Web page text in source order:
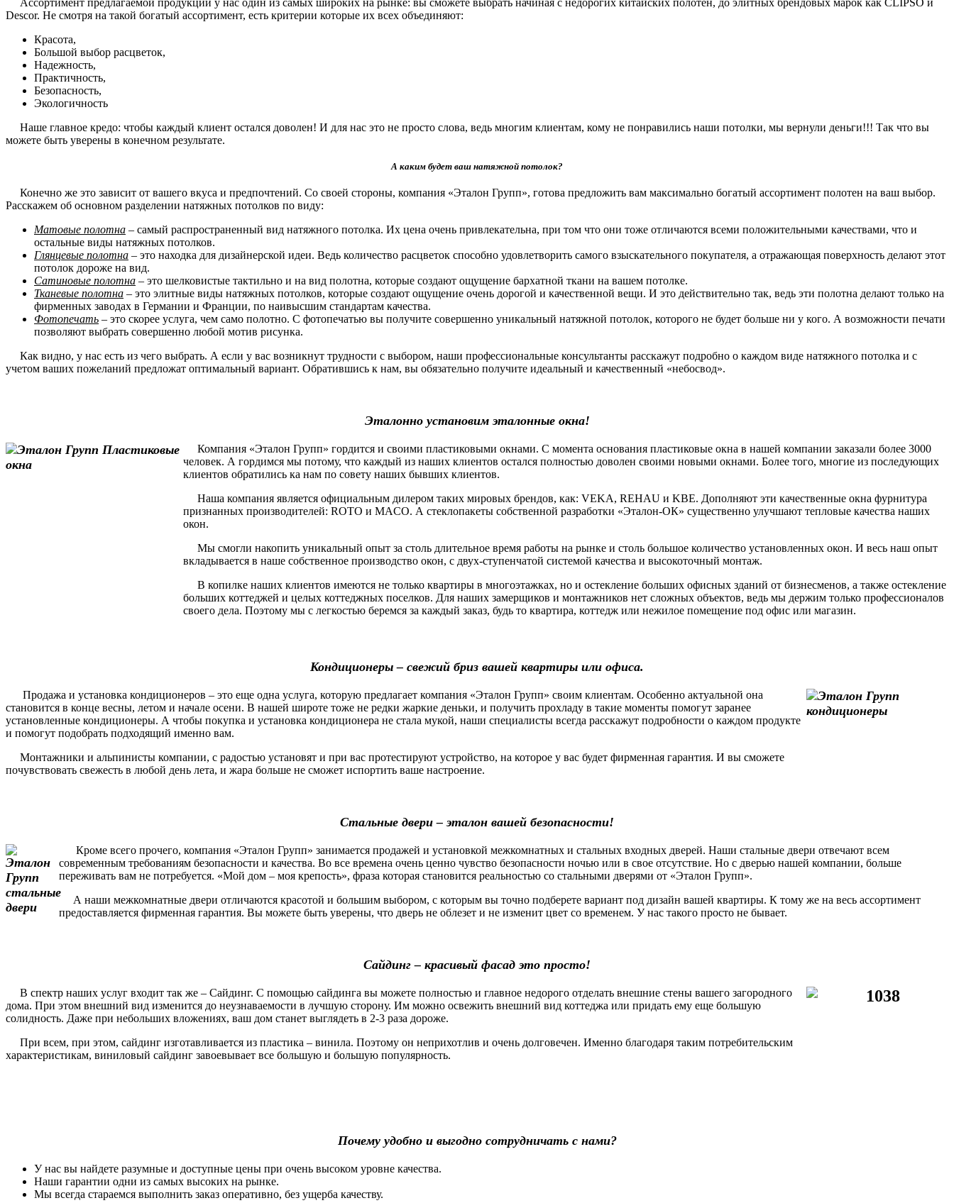
Descor. Не смотря на такой богатый ассортимент, есть критерии которые их всех объединяют:
Красота,
Большой выбор расцветок,
Надежность,
Практичность,
Безопасность,
Экологичность
Наше главное кредо: чтобы каждый клиент остался доволен! И для нас это не просто слова, ведь многим клиентам, кому не понравились наши потолки, мы вернули деньги!!! Так что вы
можете быть уверены в конечном результате.
А каким будет ваш натяжной потолок?
Конечно же это зависит от вашего вкуса и предпочтений. Со своей стороны, компания «Эталон Групп», готова предложить вам максимально богатый ассортимент полотен на ваш выбор.
Расскажем об основном разделении натяжных потолков по виду:
Матовые полотна – самый распространенный вид натяжного потолка. Их цена очень привлекательна, при том что они тоже отличаются всеми положительными качествами, что и
остальные виды натяжных потолков.
Глянцевые полотна – это находка для дизайнерской идеи. Ведь количество расцветок способно удовлетворить самого взыскательного покупателя, а отражающая поверхность делают этот
потолок дороже на вид.
Сатиновые полотна – это шелковистые тактильно и на вид полотна, которые создают ощущение бархатной ткани на вашем потолке.
Тканевые полотна – это элитные виды натяжных потолков, которые создают ощущение очень дорогой и качественной вещи. И это действительно так, ведь эти полотна делают только на
фирменных заводах в Германии и Франции, по наивысшим стандартам качества.
Фотопечать – это скорее услуга, чем само полотно. С фотопечатью вы получите совершенно уникальный натяжной потолок, которого не будет больше ни у кого. А возможности печати
позволяют выбрать совершенно любой мотив рисунка.
Как видно, у нас есть из чего выбрать. А если у вас возникнут трудности с выбором, наши профессиональные консультанты расскажут подробно о каждом виде натяжного потолка и с
учетом ваших пожеланий предложат оптимальный вариант. Обратившись к нам, вы обязательно получите идеальный и качественный «небосвод».
Эталонно установим эталонные окна!
Компания «Эталон Групп» гордится и своими пластиковыми окнами. С момента основания пластиковые окна в нашей компании заказали более 3000
человек. А гордимся мы потому, что каждый из наших клиентов остался полностью доволен своими новыми окнами. Более того, многие из последующих
клиентов обратились ка нам по совету наших бывших клиентов.
Наша компания является официальным дилером таких мировых брендов, как: VEKA, REHAU и KBE. Дополняют эти качественные окна фурнитура
признанных производителей: ROTO и MACO. А стеклопакеты собственной разработки «Эталон-ОК» существенно улучшают тепловые качества наших
окон.
Мы смогли накопить уникальный опыт за столь длительное время работы на рынке и столь большое количество установленных окон. И весь наш опыт
вкладывается в наше собственное производство окон, с двух-ступенчатой системой качества и высокоточный монтаж.
В копилке наших клиентов имеются не только квартиры в многоэтажках, но и остекление больших офисных зданий от бизнесменов, а также остекление
больших коттеджей и целых коттеджных поселков. Для наших замерщиков и монтажников нет сложных объектов, ведь мы держим только профессионалов
своего дела. Поэтому мы с легкостью беремся за каждый заказ, будь то квартира, коттедж или нежилое помещение под офис или магазин.
Кондиционеры – свежий бриз вашей квартиры или офиса.
Продажа и установка кондиционеров – это еще одна услуга, которую предлагает компания «Эталон Групп» своим клиентам. Особенно актуальной она
становится в конце весны, летом и начале осени. В нашей широте тоже не редки жаркие деньки, и получить прохладу в такие моменты помогут заранее
установленные кондиционеры. А чтобы покупка и установка кондиционера не стала мукой, наши специалисты всегда расскажут подробности о каждом продукте
и помогут подобрать подходящий именно вам.
Монтажники и альпинисты компании, с радостью установят и при вас протестируют устройство, на которое у вас будет фирменная гарантия. И вы сможете
почувствовать свежесть в любой день лета, и жара больше не сможет испортить ваше настроение.
Стальные двери – эталон вашей безопасности!
Кроме всего прочего, компания «Эталон Групп» занимается продажей и установкой межкомнатных и стальных входных дверей. Наши стальные двери отвечают всем
современным требованиям безопасности и качества. Во все времена очень ценно чувство безопасности ночью или в свое отсутствие. Но с дверью нашей компании, больше
переживать вам не потребуется. «Мой дом – моя крепость», фраза которая становится реальностью со стальными дверями от «Эталон Групп».
А наши межкомнатные двери отличаются красотой и большим выбором, с которым вы точно подберете вариант под дизайн вашей квартиры. К тому же на весь ассортимент
предоставляется фирменная гарантия. Вы можете быть уверены, что дверь не облезет и не изменит цвет со временем. У нас такого просто не бывает.
Сайдинг – красивый фасад это просто!
В спектр наших услуг входит так же – Сайдинг. С помощью сайдинга вы можете полностью и главное недорого отделать внешние стены вашего загородного
дома. При этом внешний вид изменится до неузнаваемости в лучшую сторону. Им можно освежить внешний вид коттеджа или придать ему еще большую
солидность. Даже при небольших вложениях, ваш дом станет выглядеть в 2-3 раза дороже.
При всем, при этом, сайдинг изготавливается из пластика – винила. Поэтому он неприхотлив и очень долговечен. Именно благодаря таким потребительским
характеристикам, виниловый сайдинг завоевывает все большую и большую популярность.
Почему удобно и выгодно сотрудничать с нами?
У нас вы найдете разумные и доступные цены при очень высоком уровне качества.
Наши гарантии одни из самых высоких на рынке.
Мы всегда стараемся выполнить заказ оперативно, без ущерба качеству.